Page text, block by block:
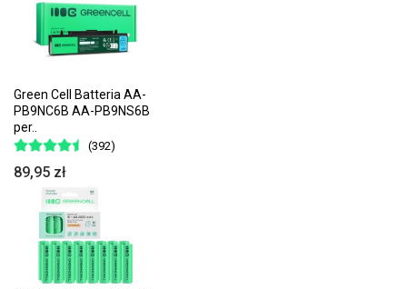
Green Cell Batteria AA-
PB9NC6B AA-PB9NS6B
per..
(392)
89,95 zł